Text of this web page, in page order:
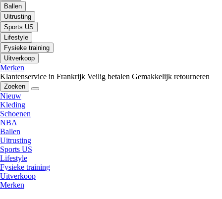
Ballen
Uitrusting
Sports US
Lifestyle
Fysieke training
Uitverkoop
Merken
Klantenservice in Frankrijk Veilig betalen Gemakkelijk retourneren
Zoeken
Nieuw
Kleding
Schoenen
NBA
Ballen
Uitrusting
Sports US
Lifestyle
Fysieke training
Uitverkoop
Merken